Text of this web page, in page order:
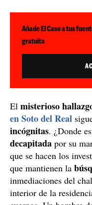
Añade El Caso a tus
gratuita
El misterioso
en Soto del Real
incógnitas. ¿Donde
decapitada por su
que se hacen los
que mantienen la
inmediaciones del
interior de la